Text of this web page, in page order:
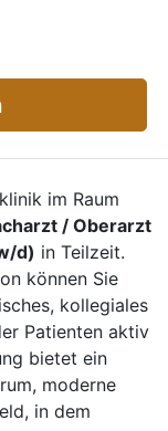
im Raum
/ Oberarzt
d) in Teilzeit.
können Sie
kollegiales
Patienten aktiv
bietet ein
moderne
in dem